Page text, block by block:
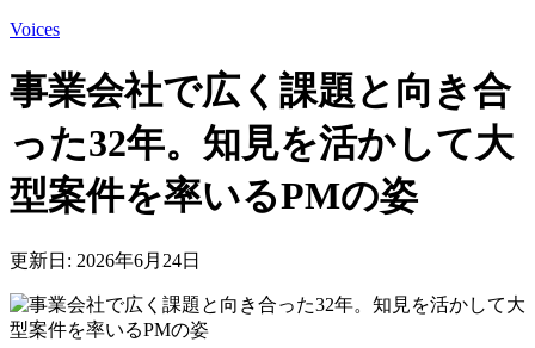
Voices
事業会社で広く課題と向き合
った32年。知見を活かして大
型案件を率いるPMの姿
更新日: 2026年6月24日